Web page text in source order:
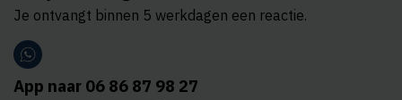
Je ontvangt binnen 5 werkdagen een reactie.
App naar 06 86 87 98 27